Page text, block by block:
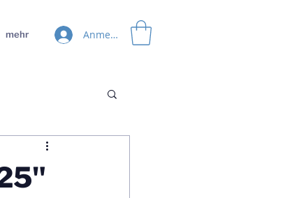
mehr Anmelden